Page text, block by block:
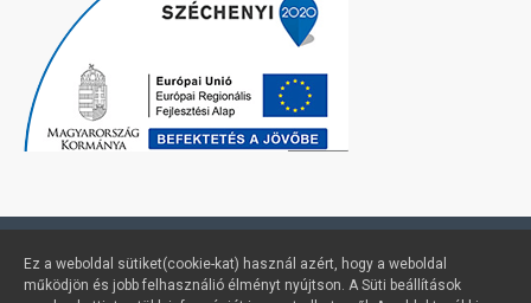
Profimuszaki.hu - exPanda ERP
Ez a weboldal sütiket(cookie-kat) használ azért, hogy a weboldal
működjön és jobb felhasználió élményt nyújtson. A Süti beállítások